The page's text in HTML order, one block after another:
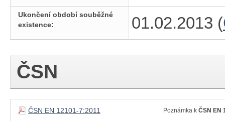
Ukončení období souběžné
existence:
01.02.2013 (
ČSN
ČSN EN 12101-7:2011 Poznámka k ČSN EN